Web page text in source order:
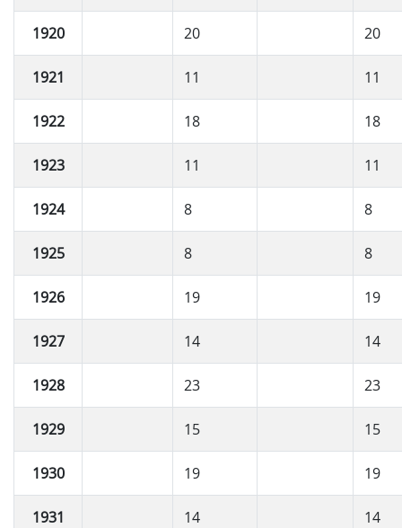
1920 20 20
1921 11 11
1922 18 18
1923 11 11
1924 8 8
1925 8 8
1926 19 19
1927 14 14
1928 23 23
1929 15 15
1930 19 19
1931 14 14